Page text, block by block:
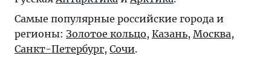
Самые популярные российские города и
регионы: Золотое кольцо, Казань, Москва,
Санкт-Петербург, Сочи.